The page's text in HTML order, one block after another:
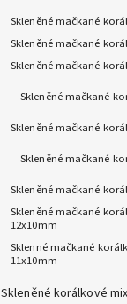
Skleněné mačkané
Skleněné mačkané
Skleněné mačkané
Skleněné mačkané
Skleněné mačkané
Skleněné mačkané
Skleněné mačkané
Skleněné mačkané
12x10mm
Sklenné mačkané
11x10mm
Skleněné korálkové